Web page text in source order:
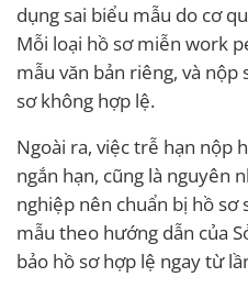
dụng sai biểu mẫu do cơ
Mỗi loại hồ sơ miễn work
mẫu văn bản riêng, và
sơ không hợp lệ.
Ngoài ra, việc trễ hạn nộp
ngắn hạn, cũng là nguyên
nghiệp nên chuẩn bị hồ
mẫu theo hướng dẫn của
bảo hồ sơ hợp lệ ngay từ